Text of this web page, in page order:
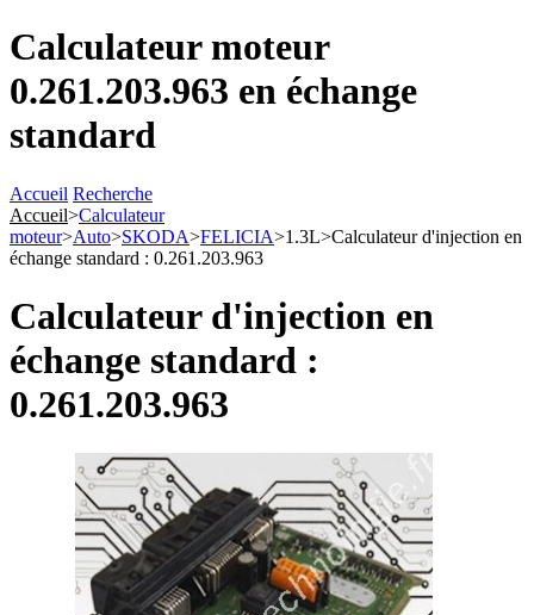
Calculateur moteur
0.261.203.963 en échange
standard
Accueil Recherche
Accueil>Calculateur
moteur>Auto>SKODA>FELICIA>1.3L>Calculateur d'injection en
échange standard : 0.261.203.963
Calculateur d'injection en
échange standard :
0.261.203.963